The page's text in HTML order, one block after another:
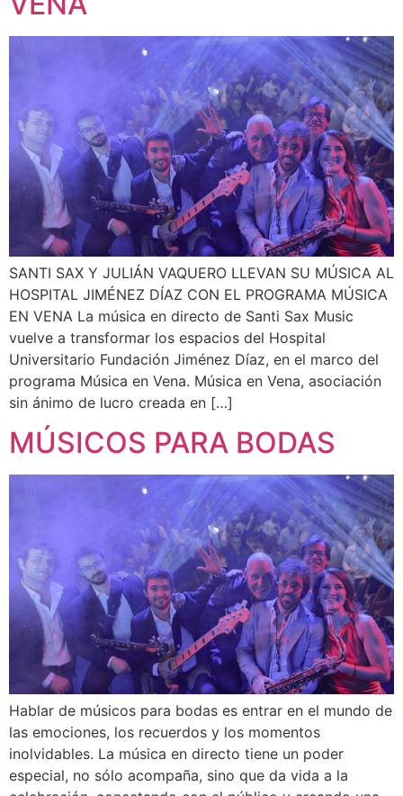
SANTI SAX Y JULIÁN VAQUERO LLEVAN SU MÚSICA AL
HOSPITAL JIMÉNEZ DÍAZ CON EL PROGRAMA MÚSICA
EN VENA La música en directo de Santi Sax Music
vuelve a transformar los espacios del Hospital
Universitario Fundación Jiménez Díaz, en el marco del
programa Música en Vena. Música en Vena, asociación
sin ánimo de lucro creada en […]
MÚSICOS PARA BODAS
Hablar de músicos para bodas es entrar en el mundo de
las emociones, los recuerdos y los momentos
inolvidables. La música en directo tiene un poder
especial, no sólo acompaña, sino que da vida a la